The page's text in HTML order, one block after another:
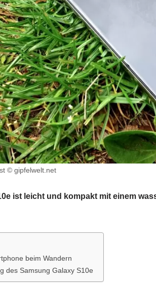
© gipfelwelt.net
ist leicht und kompakt mit einem
beim Wandern
des Samsung Galaxy S10e